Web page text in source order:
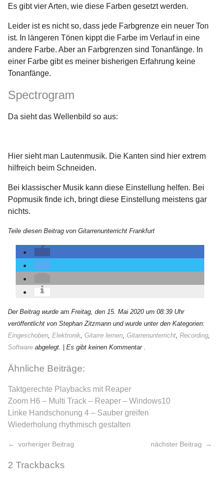
Es gibt vier Arten, wie diese Farben gesetzt werden.
Leider ist es nicht so, dass jede Farbgrenze ein neuer Ton
ist. In längeren Tönen kippt die Farbe im Verlauf in eine
andere Farbe. Aber an Farbgrenzen sind Tonanfänge. In
einer Farbe gibt es meiner bisherigen Erfahrung keine
Tonanfänge.
Spectrogram
Da sieht das Wellenbild so aus:
Hier sieht man Lautenmusik. Die Kanten sind hier extrem
hilfreich beim Schneiden.
Bei klassischer Musik kann diese Einstellung helfen. Bei
Popmusik finde ich, bringt diese Einstellung meistens gar
nichts.
Teile diesen Beitrag von Gitarrenunterricht Frankfurt
Der Beitrag wurde am Freitag, den 15. Mai 2020 um 08:39 Uhr
veröffentlicht von Stephan Zitzmann und wurde unter den Kategorien:
Eingeschoben, Elektronik, Gitarre lernen, Gitarrenunterricht, Recording,
Software abgelegt. | Es gibt keinen Kommentar .
Ähnliche Beiträge:
Taktgerechte Playbacks mit Reaper
Zoom H6 – Multi Track – Reaper – Windows10
Linke Handschonung 4 – Sauber greifen
Wiederholung rhythmisch gestalten
vorheriger Beitrag nächster Beitrag
2 Trackbacks